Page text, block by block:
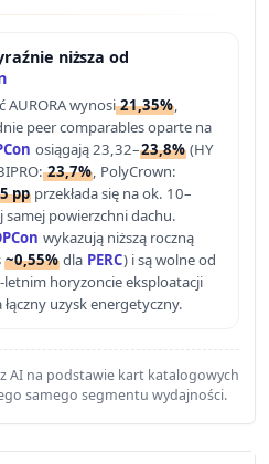
niższa od
AURORA wynosi21,35%,
peer comparables oparte na
osiągają 23,32–23,8% (HY
23,7%, PolyCrown:
pp przekłada się na ok. 10–
samej powierzchni dachu.
wykazują niższą roczną
~0,55% dla PERC) i są wolne od
horyzoncie eksploatacji
uzysk energetyczny.
AI na podstawie kart katalogowych
samego segmentu wydajności.